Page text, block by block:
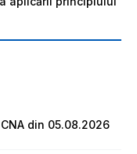
din 05.08.2026